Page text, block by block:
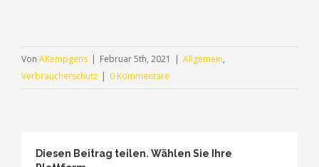
Von AKempgens | Februar 5th, 2021 | Allgemein,
Verbraucherschutz | 0 Kommentare
Diesen Beitrag teilen. Wählen Sie Ihre